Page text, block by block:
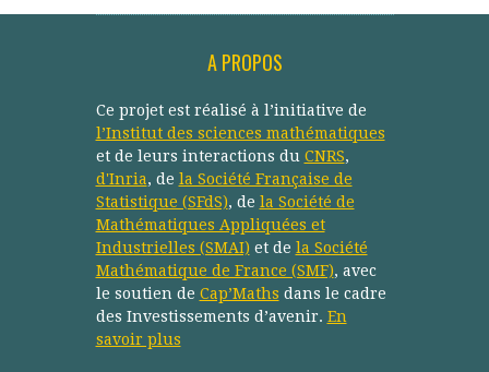
A PROPOS
Ce projet est réalisé à l’initiative de
l’Institut des sciences mathématiques
et de leurs interactions du CNRS,
d'Inria, de la Société Française de
Statistique (SFdS), de la Société de
Mathématiques Appliquées et
Industrielles (SMAI) et de la Société
Mathématique de France (SMF), avec
le soutien de Cap’Maths dans le cadre
des Investissements d’avenir. En
savoir plus